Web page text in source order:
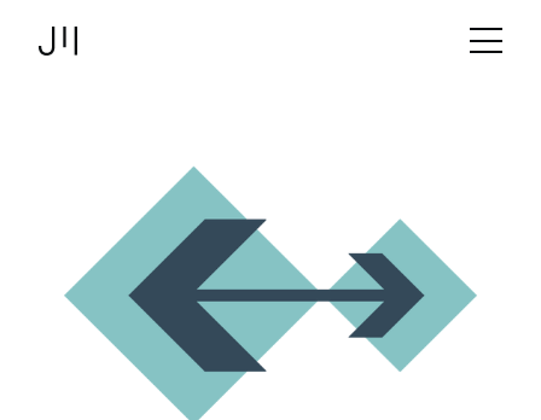
Link zur Startseite
Technologien
Über uns
JOSHMARTIN